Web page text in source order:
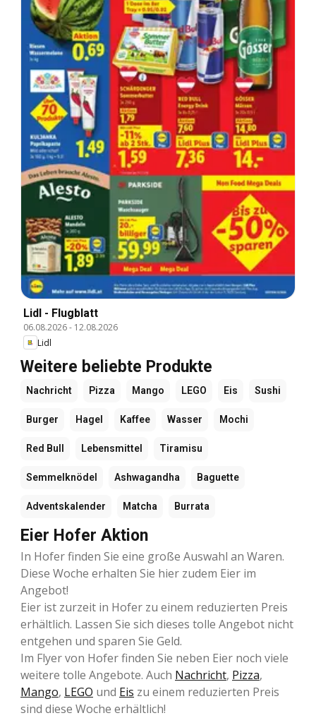
Lidl - Flugblatt
06.08.2026- 12.08.2026
Lidl
Weitere beliebte Produkte
Nachricht Pizza Mango LEGO Eis Sushi
Burger Hagel Kaffee Wasser Mochi
Red Bull Lebensmittel Tiramisu
Semmelknödel Ashwagandha Baguette
Adventskalender Matcha Burrata
Eier Hofer Aktion
In Hofer finden Sie eine große Auswahl an Waren.
Diese Woche erhalten Sie hier zudem Eier im
Angebot!
Eier ist zurzeit in Hofer zu einem reduzierten Preis
erhältlich. Lassen Sie sich dieses tolle Angebot nicht
entgehen und sparen Sie Geld.
Im Flyer von Hofer finden Sie neben Eier noch viele
weitere tolle Angebote. Auch Nachricht, Pizza,
Mango, LEGO und Eis zu einem reduzierten Preis
sind diese Woche erhältlich!